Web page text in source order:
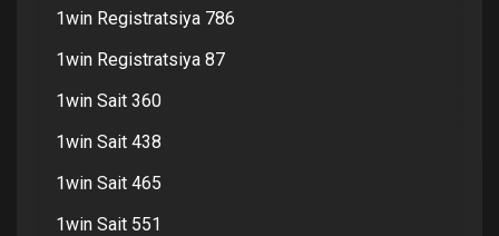
1win Registratsiya 786
1win Registratsiya 87
1win Sait 360
1win Sait 438
1win Sait 465
1win Sait 551